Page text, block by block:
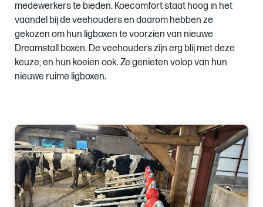
medewerkers te bieden. Koecomfort staat hoog in het
vaandel bij de veehouders en daarom hebben ze
gekozen om hun ligboxen te voorzien van nieuwe
Dreamstall boxen. De veehouders zijn erg blij met deze
keuze, en hun koeien ook. Ze genieten volop van hun
nieuwe ruime ligboxen.
Images
of